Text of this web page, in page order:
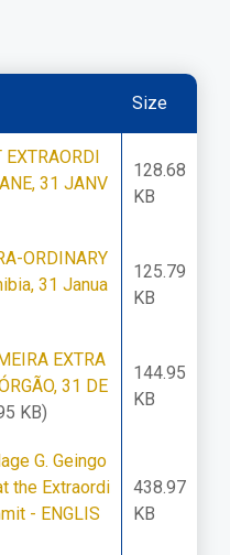
Size
31 JANV
128.68
KB
ORDINARY
31 Janua
125.79
KB
EXTRA
31 DE
KB)
144.95
KB
G. Geingo
the Extraordi
- ENGLIS
438.97
KB